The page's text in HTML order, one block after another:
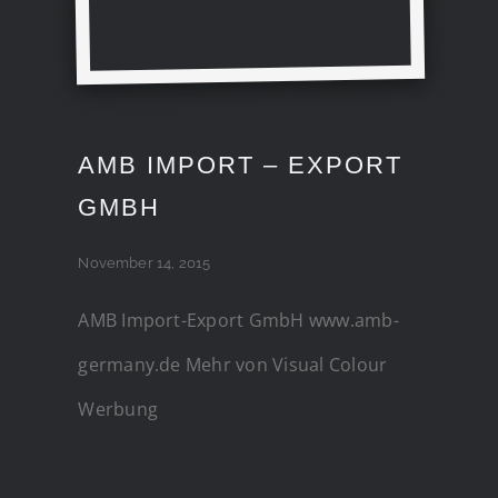
AMB IMPORT – EXPORT
GMBH
November 14, 2015
AMB Import-Export GmbH www.amb-
germany.de Mehr von Visual Colour
Werbung